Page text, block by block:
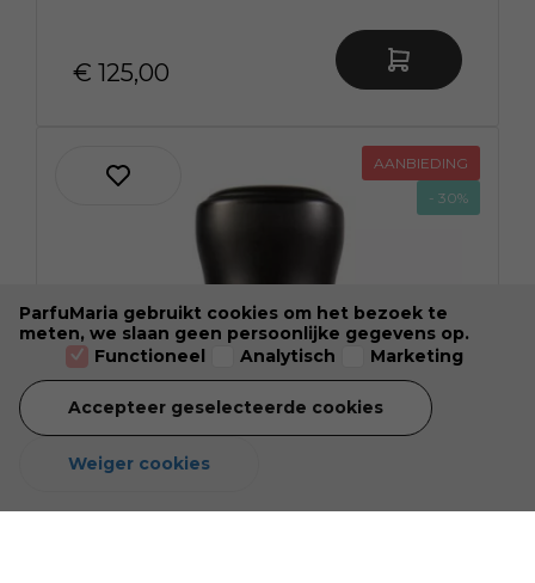
€ 125,00
AANBIEDING
- 30%
ParfuMaria gebruikt cookies om het bezoek te
meten, we slaan geen persoonlijke gegevens op.
Functioneel
Analytisch Marketing
Accepteer geselecteerde cookies
Weiger cookies